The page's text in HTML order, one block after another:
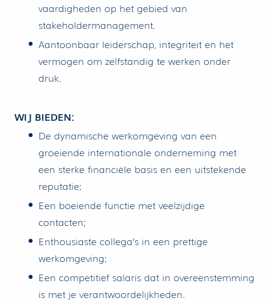
vaardigheden op het gebied van
stakeholdermanagement.
Aantoonbaar leiderschap, integriteit en het
vermogen om zelfstandig te werken onder
druk.
WIJ BIEDEN:
De dynamische werkomgeving van een
groeiende internationale onderneming met
een sterke financiële basis en een uitstekende
reputatie;
Een boeiende functie met veelzijdige
contacten;
Enthousiaste collega’s in een prettige
werkomgeving;
Een competitief salaris dat in overeenstemming
is met je verantwoordelijkheden.